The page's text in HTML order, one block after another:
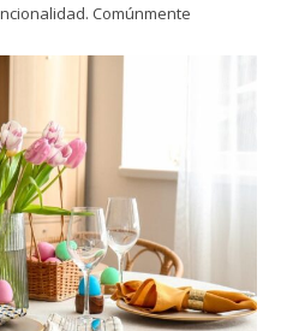
Comúnmente